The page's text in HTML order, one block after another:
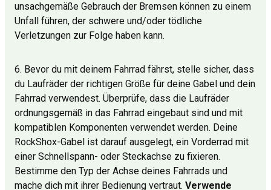
unsachgemäße Gebrauch der Bremsen können zu einem
Unfall führen, der schwere und/oder tödliche
Verletzungen zur Folge haben kann.
6. Bevor du mit deinem Fahrrad fährst, stelle sicher, dass
du Laufräder der richtigen Größe für deine Gabel und dein
Fahrrad verwendest. Überprüfe, dass die Laufräder
ordnungsgemäß in das Fahrrad eingebaut sind und mit
kompatiblen Komponenten verwendet werden. Deine
RockShox-Gabel ist darauf ausgelegt, ein Vorderrad mit
einer Schnellspann- oder Steckachse zu fixieren.
Bestimme den Typ der Achse deines Fahrrads und
mache dich mit ihrer Bedienung vertraut. Verwende